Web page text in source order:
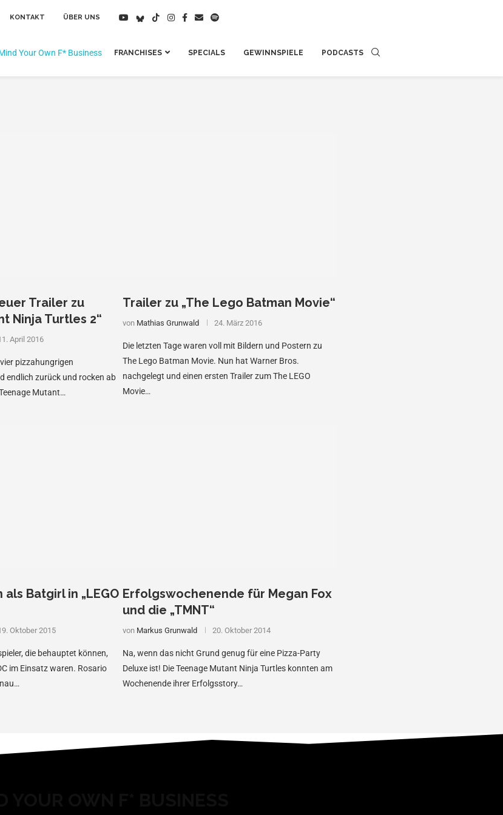
KONTAKT ÜBER UNS
FRANCHISES SPECIALS GEWINNSPIELE PODCASTS
Trailer zu
Ninja Turtles 2“
April 2016
pizzahungrigen
endlich zurück und rocken ab
Mutant…
Trailer zu „The Lego Batman Movie“
von Mathias Grunwald 24. März 2016
Die letzten Tage waren voll mit Bildern und Postern zu
The Lego Batman Movie. Nun hat Warner Bros.
nachgelegt und einen ersten Trailer zum The LEGO
Movie…
Batgirl in „LEGO
Oktober 2015
die behauptet können,
im Einsatz waren. Rosario
Erfolgswochenende für Megan Fox
und die „TMNT“
von Markus Grunwald 20. Oktober 2014
Na, wenn das nicht Grund genug für eine Pizza-Party
Deluxe ist! Die Teenage Mutant Ninja Turtles konnten am
Wochenende ihrer Erfolgsstory…